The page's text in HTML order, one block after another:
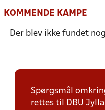
KOMMENDE KAMPE
Der blev ikke fundet
Spørgsmål
rettes til DBU